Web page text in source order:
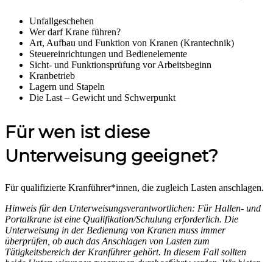
Unfallgeschehen
Wer darf Krane führen?
Art, Aufbau und Funktion von Kranen (Krantechnik)
Steuereinrichtungen und Bedienelemente
Sicht- und Funktionsprüfung vor Arbeitsbeginn
Kranbetrieb
Lagern und Stapeln
Die Last – Gewicht und Schwerpunkt
Für wen ist diese
Unterweisung geeignet?
Für qualifizierte Kranführer*innen, die zugleich Lasten anschlagen.
Hinweis für den Unterweisungsverantwortlichen: Für Hallen- und
Portalkrane ist eine Qualifikation/Schulung erforderlich. Die
Unterweisung in der Bedienung von Kranen muss immer
überprüfen, ob auch das Anschlagen von Lasten zum
Tätigkeitsbereich der Kranführer gehört. In diesem Fall sollten